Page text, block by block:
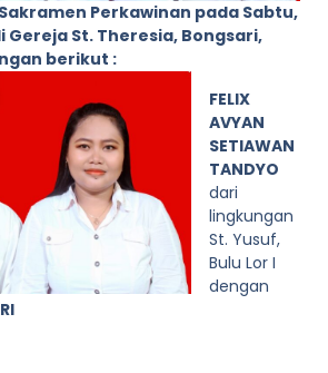
Perkawinan pada Sabtu,
Gereja St. Theresia, Bongsari,
berikut :
FELIX
AVYAN
SETIAWAN
TANDYO
dari
lingkungan
St. Yusuf,
Bulu Lor I
dengan